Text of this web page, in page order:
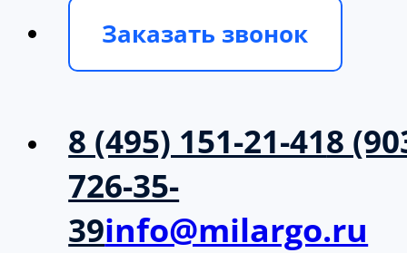
Заказать звонок
8 (495) 151-21-418
726-35-
39info@milargo.ru